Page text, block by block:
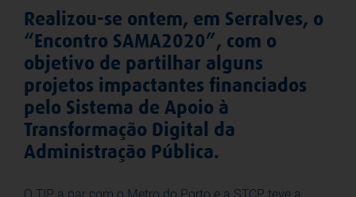
Realizou-se ontem, em Serralves, o
“Encontro SAMA2020”, com o
objetivo de partilhar alguns
projetos impactantes financiados
pelo Sistema de Apoio à
Transformação Digital da
Administração Pública.
O TIP, a par com o Metro do Porto e a STCP teve a